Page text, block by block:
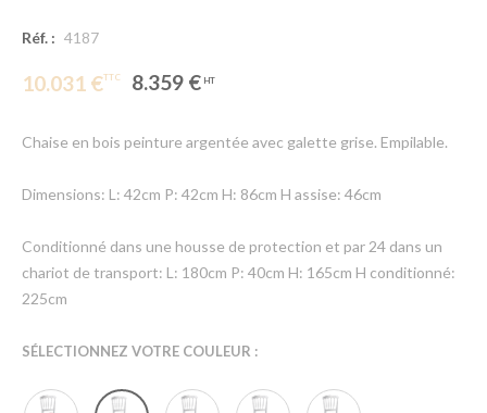
Réf. : 4187
10.031 € 8.359 €
Chaise en bois peinture argentée avec galette grise. Empilable.
Dimensions: L: 42cm P: 42cm H: 86cm H assise: 46cm
Conditionné dans une housse de protection et par 24 dans un
chariot de transport: L: 180cm P: 40cm H: 165cm H conditionné:
225cm
SÉLECTIONNEZ VOTRE COULEUR :